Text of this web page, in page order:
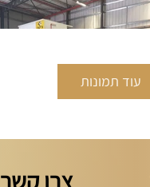
עוד תמונות